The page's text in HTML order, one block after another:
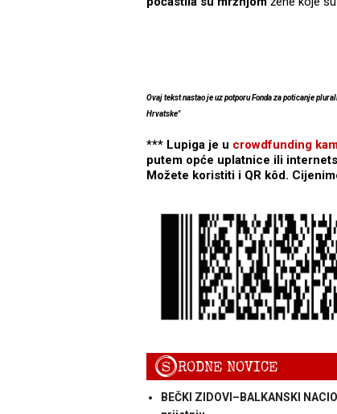
Ovaj tekst nastao je uz potporu Fonda za poticanje
Hrvatske"
*** Lupiga je u crowdfunding
putem opće uplatnice ili
Možete koristiti i QR kôd.
SRODNE NOVICE
BEČKI ZIDOVI–BALKANSKI